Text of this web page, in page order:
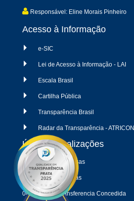
Responsável: Eline Morais Pinheiro
Acesso à Informação
e-SIC
Lei de Acesso à Informação - LAI
Escala Brasil
Cartilha Pública
Transparência Brasil
Radar da Transparência - ATRICON
Últimas atualizações
04/08/2026 - Despesas
04/08/2026 - Receitas
04/08/2026 - Transferencia Concedida